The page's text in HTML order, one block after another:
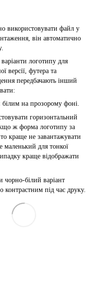
використовувати файл у
він автоматично
логотипу для
версії, футера та
передбачають інший
на прозорому фоні.
горизонтальний
ж форма логотипу за
краще не завантажувати
маленький для тонкої
краще відображати
чорно-білий варіант
під час друку.